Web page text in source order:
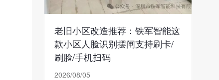
老旧小区改造推荐：铁军智能这
款小区人脸识别摆闸支持刷卡/
刷脸/手机扫码
2026/08/05